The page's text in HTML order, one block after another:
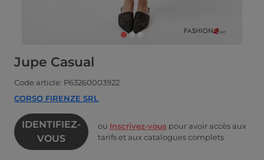
Jupe Casual
Code article: P63260003922
CORSO FIRENZE SRL
IDENTIFIEZ-
VOUS
ou Inscrivez-vous pour avoir accès aux
tarifs et aux catalogues complets